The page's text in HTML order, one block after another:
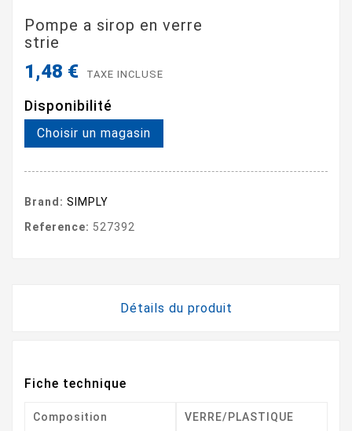
Pompe a sirop en verre
strie
1,48 € TAXE INCLUSE
Disponibilité
Choisir un magasin
Brand: SIMPLY
Reference: 527392
Détails du produit
Fiche technique
Composition VERRE/PLASTIQUE